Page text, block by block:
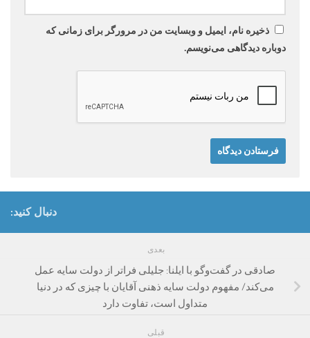
ذخیره نام، ایمیل و وبسایت من در مرورگر برای زمانی که
دوباره دیدگاهی می‌نویسم.
دنبال کنید:
بعدی
صادقی در گفت‌‌وگو با ایلنا: جلیلی فراتر از دولت سایه عمل
می‌کند/ مفهوم دولت سایه ذهنی آقایان با چیزی که در دنیا
متداول است، تفاوت دارد
قبلی